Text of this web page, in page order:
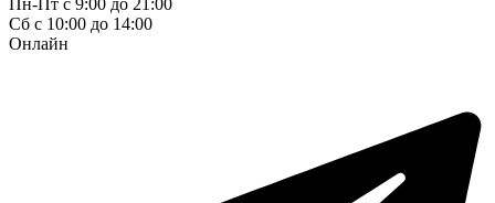
Пн-Пт с 9:00 до 21:00
Сб с 10:00 до 14:00
Онлайн